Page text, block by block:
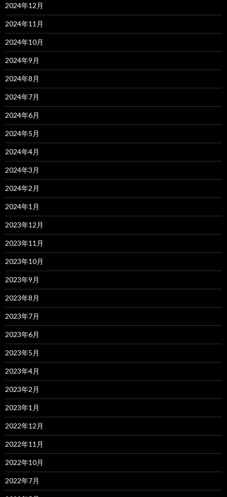
2024年12月
2024年11月
2024年10月
2024年9月
2024年8月
2024年7月
2024年6月
2024年5月
2024年4月
2024年3月
2024年2月
2024年1月
2023年12月
2023年11月
2023年10月
2023年9月
2023年8月
2023年7月
2023年6月
2023年5月
2023年4月
2023年2月
2023年1月
2022年12月
2022年11月
2022年10月
2022年7月